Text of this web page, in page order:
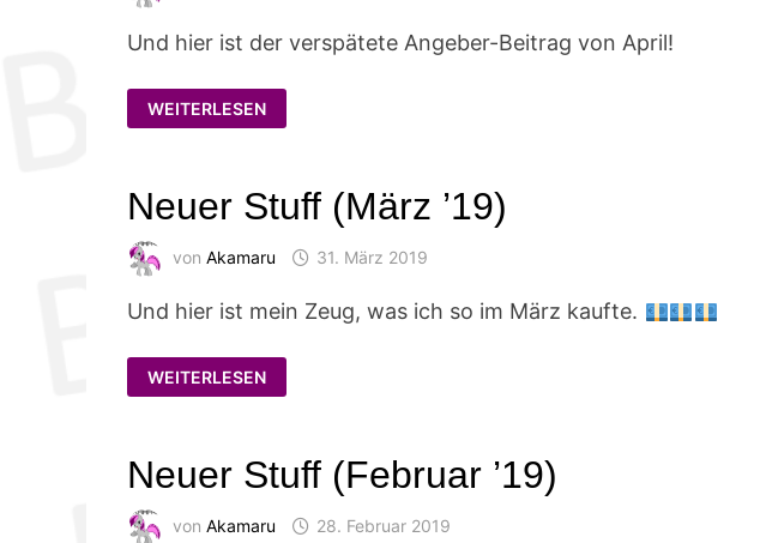
Und hier ist der verspätete Angeber-Beitrag von April!
NEUER
STUFF
(APRIL
WEITERLESEN
Neuer Stuff (März ’19)
vonAkamaru 31. März 2019
Und hier ist mein Zeug, was ich so im März kaufte.
NEUER
STUFF
(MÄRZ
WEITERLESEN
Neuer Stuff (Februar ’19)
vonAkamaru 28. Februar 2019